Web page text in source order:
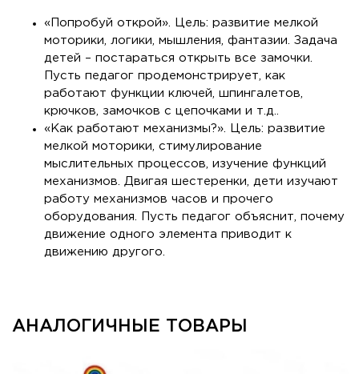
«Попробуй открой». Цель: развитие мелкой
моторики, логики, мышления, фантазии. Задача
детей – постараться открыть все замочки.
Пусть педагог продемонстрирует, как
работают функции ключей, шпингалетов,
крючков, замочков с цепочками и т.д..
«Как работают механизмы?». Цель: развитие
мелкой моторики, стимулирование
мыслительных процессов, изучение функций
механизмов. Двигая шестеренки, дети изучают
работу механизмов часов и прочего
оборудования. Пусть педагог объяснит, почему
движение одного элемента приводит к
движению другого.
АНАЛОГИЧНЫЕ ТОВАРЫ